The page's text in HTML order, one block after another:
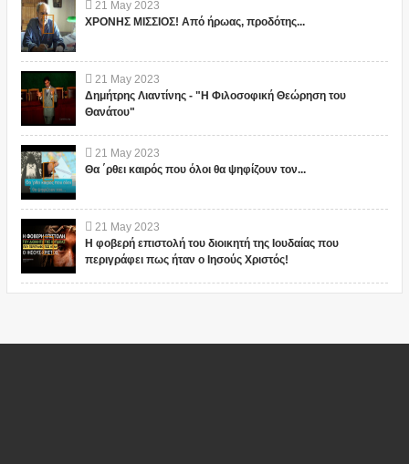
21 May 2023
ΧΡΟΝΗΣ ΜΙΣΣΙΟΣ! Από ήρωας, προδότης...
21 May 2023
Δημήτρης Λιαντίνης - "Η Φιλοσοφική Θεώρηση του
Θανάτου"
21 May 2023
Θα ΄ρθει καιρός που όλοι θα ψηφίζουν τον...
21 May 2023
Η φοβερή επιστολή του διοικητή της Ιουδαίας που
περιγράφει πως ήταν ο Ιησούς Χριστός!